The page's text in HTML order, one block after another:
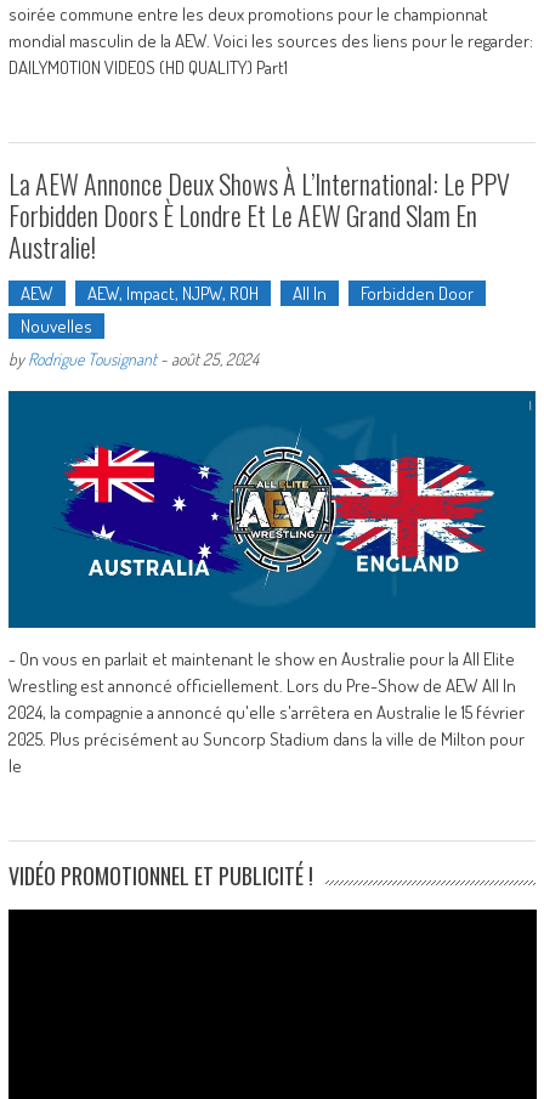
soirée commune entre les deux promotions pour le championnat
mondial masculin de la AEW. Voici les sources des liens pour le regarder:
DAILYMOTION VIDEOS (HD QUALITY) Part1
La AEW Annonce Deux Shows À L’International: Le PPV
Forbidden Doors È Londre Et Le AEW Grand Slam En
Australie!
AEW AEW, Impact, NJPW, ROH All In
Forbidden Door
Nouvelles
byRodrigue Tousignant- août 25, 2024
- On vous en parlait et maintenant le show en Australie pour la All Elite
Wrestling est annoncé officiellement. Lors du Pre-Show de AEW All In
2024, la compagnie a annoncé qu'elle s'arrêtera en Australie le 15 février
2025. Plus précisément au Suncorp Stadium dans la ville de Milton pour
le
VIDÉO PROMOTIONNEL ET PUBLICITÉ !